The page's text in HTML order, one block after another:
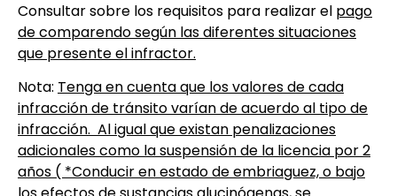
Consultar sobre los requisitos para realizar el pago
de comparendo según las diferentes situaciones
que presente el infractor.
Nota: Tenga en cuenta que los valores de cada
infracción de tránsito varían de acuerdo al tipo de
infracción. Al igual que existan penalizaciones
adicionales como la suspensión de la licencia por 2
años ( *Conducir en estado de embriaguez, o bajo